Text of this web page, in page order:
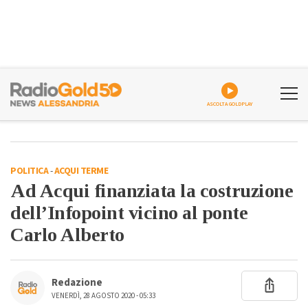
ASCOLTA GOLDPLAY
POLITICA-ACQUI TERME
Ad Acqui finanziata la costruzione
dell’Infopoint vicino al ponte
Carlo Alberto
Redazione
VENERDÌ, 28 AGOSTO 2020 - 05:33